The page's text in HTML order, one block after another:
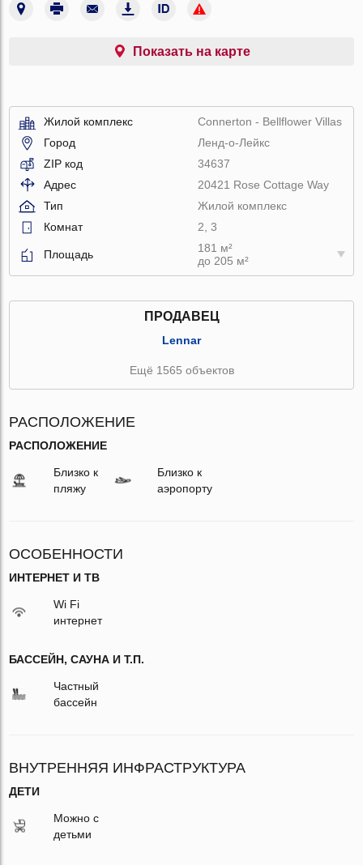
Показать на карте
Жилой комплекс
Connerton - Bellflower Villas
Город
Ленд-о-Лейкс
ZIP код
34637
Адрес
20421 Rose Cottage Way
Тип
Жилой комплекс
Комнат
2, 3
Площадь
181 м²
до 205 м²
ПРОДАВЕЦ
Lennar
Ещё 1565 объектов
РАСПОЛОЖЕНИЕ
РАСПОЛОЖЕНИЕ
Близко к
пляжу
Близко к
аэропорту
ОСОБЕННОСТИ
ИНТЕРНЕТ И ТВ
Wi Fi
интернет
БАССЕЙН, САУНА И Т.П.
Частный
бассейн
ВНУТРЕННЯЯ ИНФРАСТРУКТУРА
ДЕТИ
Можно с
детьми